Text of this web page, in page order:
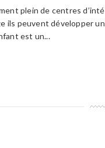
plein de centres
ils peuvent développer
est un...